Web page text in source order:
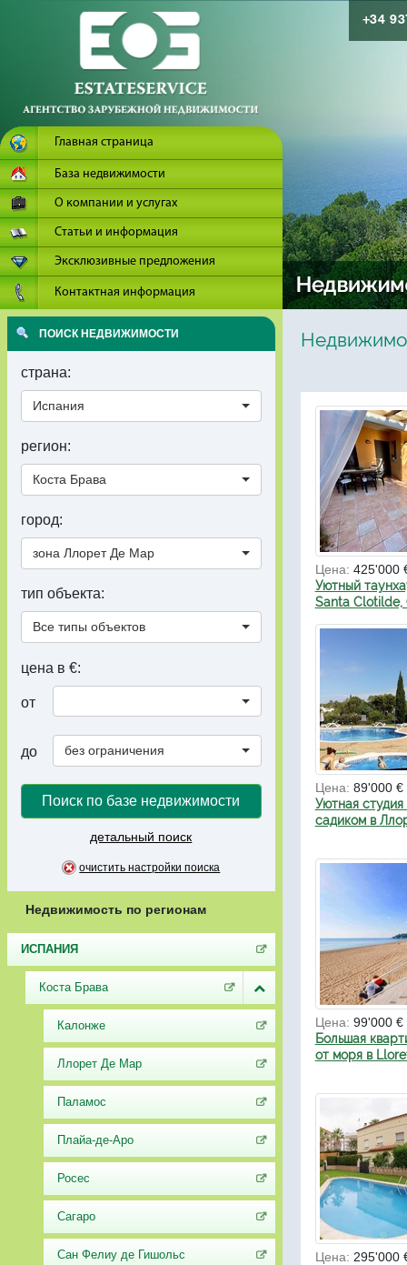
Главная страница
База недвижимости
О компании и услугах
Статьи и информация
Эксклюзивные предложения
Контактная информация
+34
ПОИСК НЕДВИЖИМОСТИ
страна:
Испания
регион:
Коста Брава
город:
зона Ллорет Де Мар
тип объекта:
Все типы объектов
цена в €:
от
до без ограничения
Поиск по базе недвижимости
детальный поиск
очистить настройки поиска
Недвижимость по регионам
ИСПАНИЯ
Коста Брава
Калонже
Ллорет Де Мар
Паламос
Плайа-де-Аро
Росес
Сагаро
Сан Фелиу де Гишольс
Цена: 425'000
Уютный
Santa Clotilde,
Цена: 89'000 €
Уютная
садиком в
Цена: 99'000 €
Большая
от моря в
Цена: 295'000